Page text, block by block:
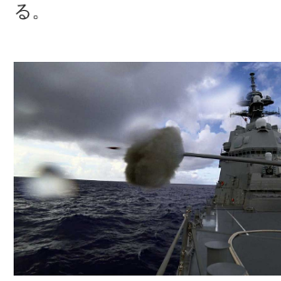
る。